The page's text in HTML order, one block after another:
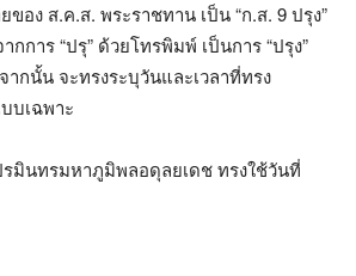
ของ ส.ค.ส. พระราชทาน เป็น “ก.ส. 9 ปรุง”
กการ “ปรุ” ด้วยโทรพิมพ์ เป็นการ “ปรุง”
กนั้น จะทรงระบุวันและเวลาที่ทรง
บเฉพาะ
มินทรมหาภูมิพลอดุลยเดช ทรงใช้วันที่